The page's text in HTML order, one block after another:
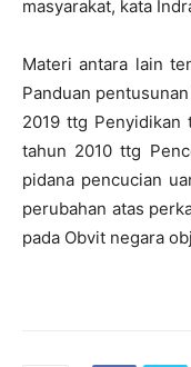
masyarakat, kata
Materi antara lain
Panduan
2019 ttg Penyidikan
tahun 2010 ttg
pidana pencucian
perubahan atas
pada Obvit negara